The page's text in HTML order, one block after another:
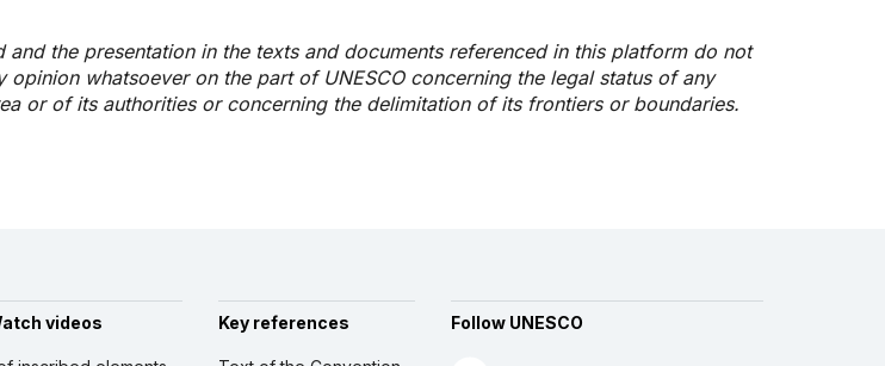
and the presentation in the texts and documents referenced in this platform do not
opinion whatsoever on the part of UNESCO concerning the legal status of any
or of its authorities or concerning the delimitation of its frontiers or boundaries.
videos Key references Follow UNESCO